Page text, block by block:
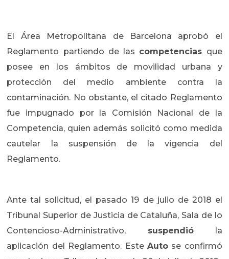
El Área Metropolitana de Barcelona aprobó el
Reglamento partiendo de las competencias que
posee en los ámbitos de movilidad urbana y
protección del medio ambiente contra la
contaminación. No obstante, el citado Reglamento
fue impugnado por la Comisión Nacional de la
Competencia, quien además solicitó como medida
cautelar la suspensión de la vigencia del
Reglamento.
Ante tal solicitud, el pasado 19 de julio de 2018 el
Tribunal Superior de Justicia de Cataluña, Sala de lo
Contencioso-Administrativo, suspendióla
aplicación del Reglamento. Este Autose confirmó